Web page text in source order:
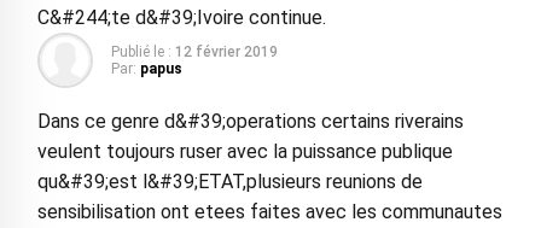
C&#244;te d&#39;Ivoire continue.
Publié le : 12 février 2019
Par: papus
Dans ce genre d&#39;operations certains riverains
veulent toujours ruser avec la puissance publique
qu&#39;est l&#39;ETAT,plusieurs reunions de
sensibilisation ont etees faites avec les communautes